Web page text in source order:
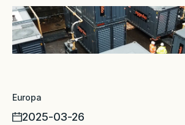
Europa
2025-03-26